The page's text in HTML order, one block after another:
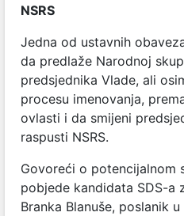
NSRS
Jedna od ustavnih
da predlaže Narodnoj
predsjednika Vlade, ali
procesu imenovanja,
ovlasti i da smijeni
raspusti NSRS.
Govoreći o potencijalnom
pobjede kandidata SDS-a
Branka Blanuše, poslanik